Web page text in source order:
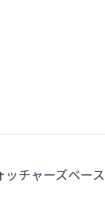
チャーズベース